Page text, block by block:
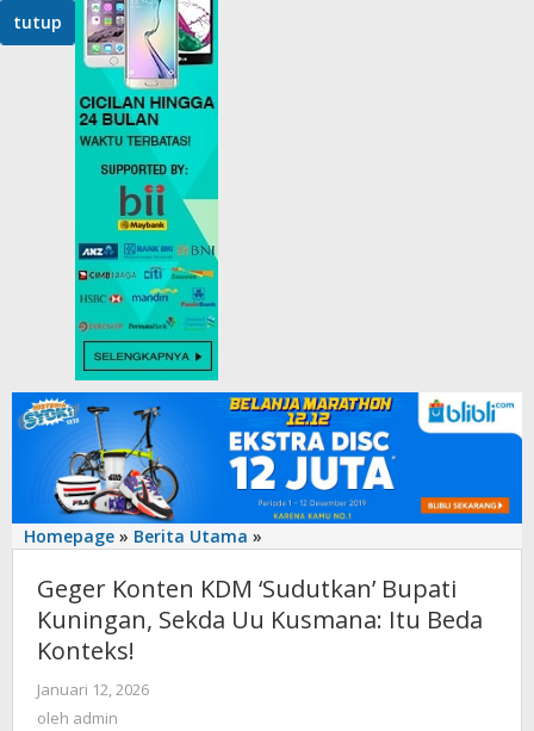
tutup
Homepage » Berita Utama »
KDM
‘Sudutkan’
Bupati
‎Geger Konten KDM ‘Sudutkan’ Bupati
Kuningan, Sekda Uu Kusmana: Itu Beda
Konteks!‎‎
Januari 12, 2026
oleh admin